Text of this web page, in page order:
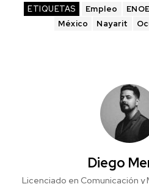
ETIQUETAS Empleo ENOE
México
Nayarit
Diego
Licenciado en Comunicación y